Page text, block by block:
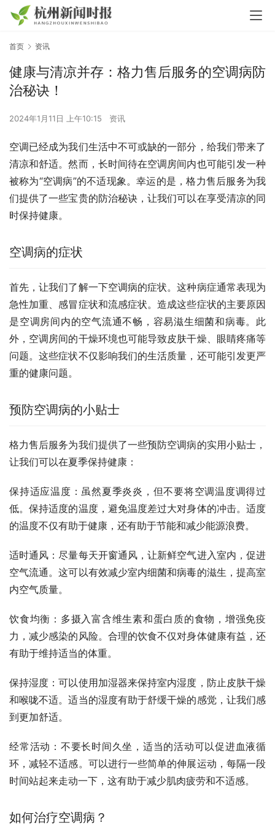
首页 资讯
健康与清凉并存：格力售后服务的空调病防
治秘诀！
2024年1月11日 上午10:15 资讯
空调已经成为我们生活中不可或缺的一部分，给我们带来了
清凉和舒适。然而，长时间待在空调房间内也可能引发一种
被称为“空调病”的不适现象。幸运的是，格力售后服务为我
们提供了一些宝贵的防治秘诀，让我们可以在享受清凉的同
时保持健康。
空调病的症状
首先，让我们了解一下空调病的症状。这种病症通常表现为
急性加重、感冒症状和流感症状。造成这些症状的主要原因
是空调房间内的空气流通不畅，容易滋生细菌和病毒。此
外，空调房间的干燥环境也可能导致皮肤干燥、眼睛疼痛等
问题。这些症状不仅影响我们的生活质量，还可能引发更严
重的健康问题。
预防空调病的小贴士
格力售后服务为我们提供了一些预防空调病的实用小贴士，
让我们可以在夏季保持健康：
保持适应温度：虽然夏季炎炎，但不要将空调温度调得过
低。保持适度的温度，避免温度差过大对身体的冲击。适度
的温度不仅有助于健康，还有助于节能和减少能源浪费。
适时通风：尽量每天开窗通风，让新鲜空气进入室内，促进
空气流通。这可以有效减少室内细菌和病毒的滋生，提高室
内空气质量。
饮食均衡：多摄入富含维生素和蛋白质的食物，增强免疫
力，减少感染的风险。合理的饮食不仅对身体健康有益，还
有助于维持适当的体重。
保持湿度：可以使用加湿器来保持室内湿度，防止皮肤干燥
和喉咙不适。适当的湿度有助于舒缓干燥的感觉，让我们感
到更加舒适。
经常活动：不要长时间久坐，适当的活动可以促进血液循
环，减轻不适感。可以进行一些简单的伸展运动，每隔一段
时间站起来走动一下，这有助于减少肌肉疲劳和不适感。
如何治疗空调病？